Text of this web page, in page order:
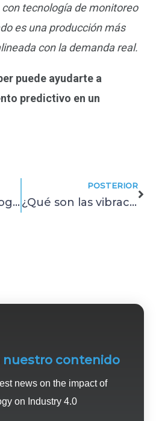
tecnología de monitoreo
es una producción más
con la demanda real.
puede ayudarte a
predictivo en un
¿Qué es la Tribología? concepto, aplicaciones y su impacto en el mantenimiento
POSTERIOR
¿Qué son las vibraciones mecánicas y por qué importan en el monitoreo industrial?
nuestro contenido
news on the impact of
on Industry 4.0